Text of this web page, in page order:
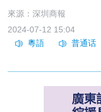
來源：深圳商報
2024-07-12 15:04